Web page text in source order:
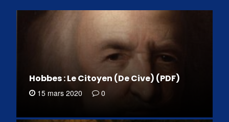
Hobbes : Le Citoyen (De Cive) (PDF)
15 mars 2020 0